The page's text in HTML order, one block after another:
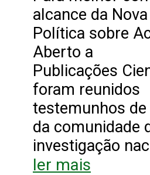
alcance da Nova
Política sobre
Aberto a
Publicações
foram reunidos
testemunhos
da comunidade
investigação
ler mais